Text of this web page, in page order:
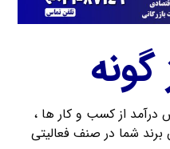
درآمد از کسب و کار ها ،
برند شما در صنف فعالیتی